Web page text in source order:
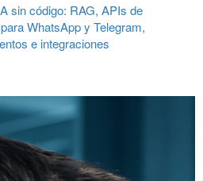
sin código: RAG, APIs de
WhatsApp y Telegram,
e integraciones